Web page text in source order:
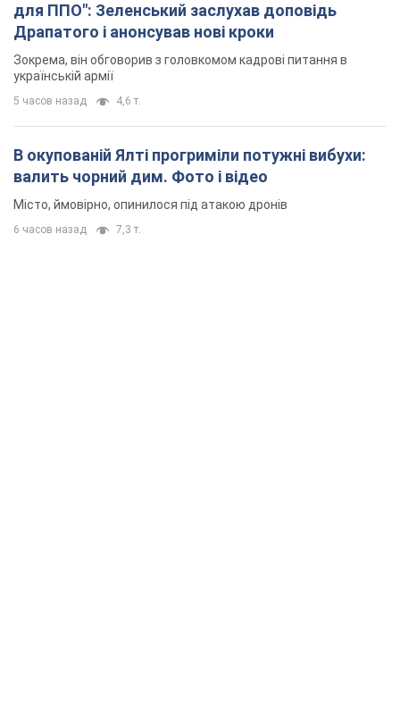
для ППО": Зеленський заслухав доповідь
Драпатого і анонсував нові кроки
Зокрема, він обговорив з головкомом кадрові питання в
українській армії
5 часов назад 4,6 т.
В окупованій Ялті прогриміли потужні вибухи:
валить чорний дим. Фото і відео
Місто, ймовірно, опинилося під атакою дронів
6 часов назад 7,3 т.